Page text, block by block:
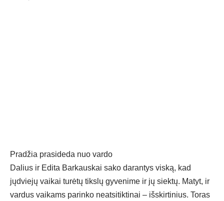
Pradžia prasideda nuo vardo
Dalius ir Edita Barkauskai sako darantys viską, kad
jųdviejų vaikai turėtų tikslų gyvenime ir jų siektų. Matyt, ir
vardus vaikams parinko neatsitiktinai – išskirtinius. Toras